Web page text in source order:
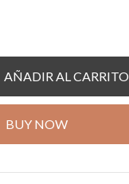
AÑADIR AL CARRITO
BUY NOW